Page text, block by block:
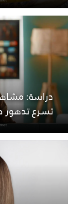
دراسة:
تسرع تدهور